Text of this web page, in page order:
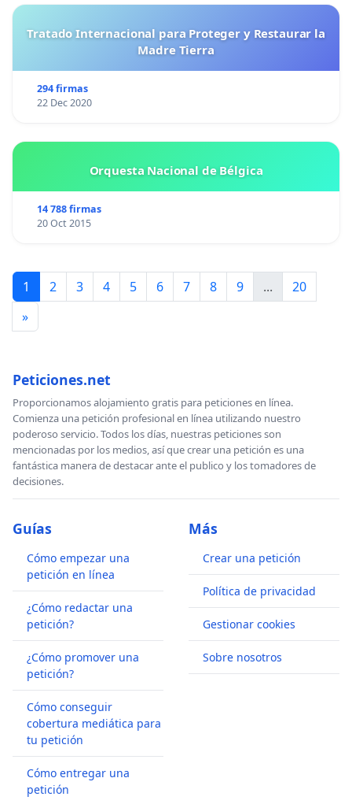
Tratado Internacional para Proteger y Restaurar la
Madre Tierra
294 firmas
22 Dec 2020
Orquesta Nacional de Bélgica
14 788 firmas
20 Oct 2015
1 2 3 4 5 6 7 8 9 ...
20
»
Peticiones.net
Proporcionamos alojamiento gratis para peticiones en línea.
Comienza una petición profesional en línea utilizando nuestro
poderoso servicio. Todos los días, nuestras peticiones son
mencionadas por los medios, así que crear una petición es una
fantástica manera de destacar ante el publico y los tomadores de
decisiones.
Guías
Cómo empezar una
petición en línea
¿Cómo redactar una
petición?
¿Cómo promover una
petición?
Cómo conseguir
cobertura mediática para
tu petición
Cómo entregar una
petición
Más
Crear una petición
Política de privacidad
Gestionar cookies
Sobre nosotros